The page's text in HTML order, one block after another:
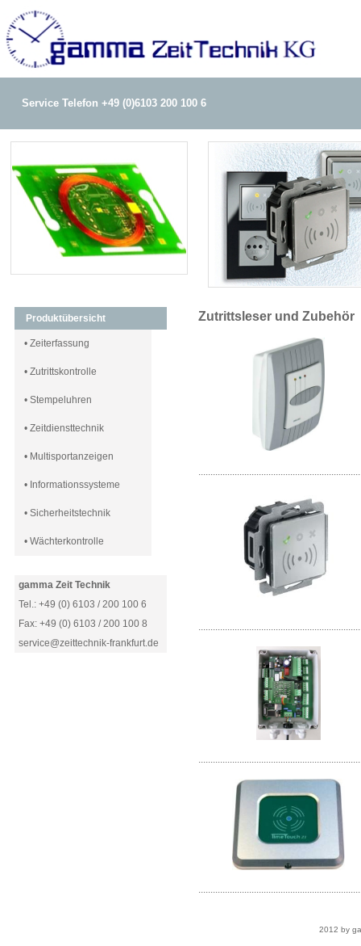
Service Telefon +49 (0)6103 200 100 6
Produktübersicht
• Zeiterfassung
• Zutrittskontrolle
• Stempeluhren
• Zeitdiensttechnik
• Multisportanzeigen
• Informationssysteme
• Sicherheitstechnik
• Wächterkontrolle
gamma Zeit Technik
Tel.: +49 (0) 6103 / 200 100 6
Fax: +49 (0) 6103 / 200 100 8
service@zeittechnik-frankfurt.de
Zutrittsleser und Zubehör
2012 by